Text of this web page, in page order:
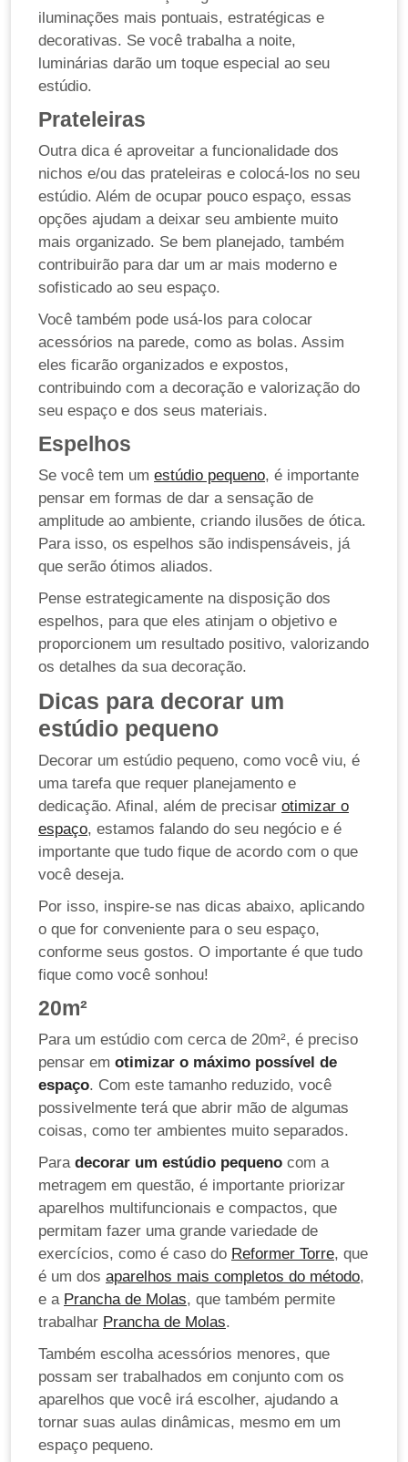
iluminações mais pontuais, estratégicas e
decorativas. Se você trabalha a noite,
luminárias darão um toque especial ao seu
estúdio.
Prateleiras
Outra dica é aproveitar a funcionalidade dos
nichos e/ou das prateleiras e colocá-los no seu
estúdio. Além de ocupar pouco espaço, essas
opções ajudam a deixar seu ambiente muito
mais organizado. Se bem planejado, também
contribuirão para dar um ar mais moderno e
sofisticado ao seu espaço.
Você também pode usá-los para colocar
acessórios na parede, como as bolas. Assim
eles ficarão organizados e expostos,
contribuindo com a decoração e valorização do
seu espaço e dos seus materiais.
Espelhos
Se você tem um estúdio pequeno, é importante
pensar em formas de dar a sensação de
amplitude ao ambiente, criando ilusões de ótica.
Para isso, os espelhos são indispensáveis, já
que serão ótimos aliados.
Pense estrategicamente na disposição dos
espelhos, para que eles atinjam o objetivo e
proporcionem um resultado positivo, valorizando
os detalhes da sua decoração.
Dicas para decorar um
estúdio pequeno
Decorar um estúdio pequeno, como você viu, é
uma tarefa que requer planejamento e
dedicação. Afinal, além de precisar otimizar o
espaço, estamos falando do seu negócio e é
importante que tudo fique de acordo com o que
você deseja.
Por isso, inspire-se nas dicas abaixo, aplicando
o que for conveniente para o seu espaço,
conforme seus gostos. O importante é que tudo
fique como você sonhou!
20m²
Para um estúdio com cerca de 20m², é preciso
pensar em otimizar o máximo possível de
espaço. Com este tamanho reduzido, você
possivelmente terá que abrir mão de algumas
coisas, como ter ambientes muito separados.
Para decorar um estúdio pequeno com a
metragem em questão, é importante priorizar
aparelhos multifuncionais e compactos, que
permitam fazer uma grande variedade de
exercícios, como é caso do Reformer Torre, que
é um dos aparelhos mais completos do método,
e a Prancha de Molas, que também permite
trabalhar Prancha de Molas.
Também escolha acessórios menores, que
possam ser trabalhados em conjunto com os
aparelhos que você irá escolher, ajudando a
tornar suas aulas dinâmicas, mesmo em um
espaço pequeno.